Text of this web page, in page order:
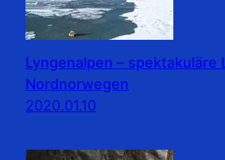
Lyngenalpen – spektakuläre
Nordnorwegen
2020.01.10